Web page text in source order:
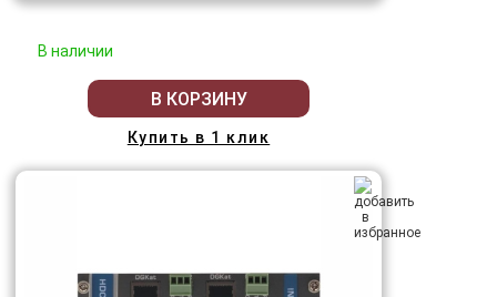
В наличии
В КОРЗИНУ
Купить в 1 клик